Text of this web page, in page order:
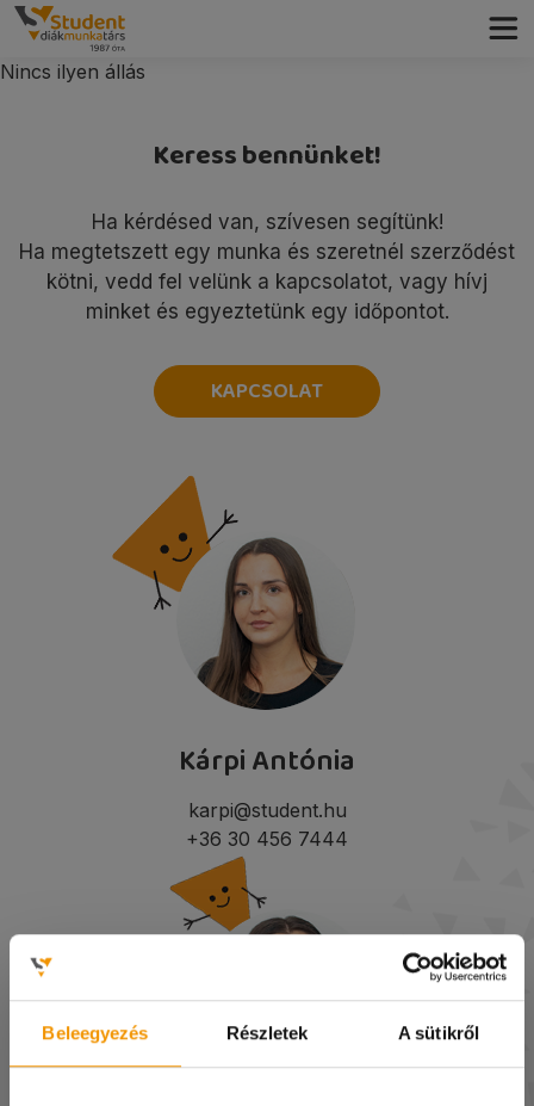
Beleegyezés Részletek A sütikről
Nincs ilyen állás
Keress bennünket!
Ha kérdésed van, szívesen segítünk!
Ha megtetszett egy munka és szeretnél szerződést
kötni, vedd fel velünk a kapcsolatot, vagy hívj
minket és egyeztetünk egy időpontot.
KAPCSOLAT
Kárpi Antónia
karpi@student.hu
+36 30 456 7444